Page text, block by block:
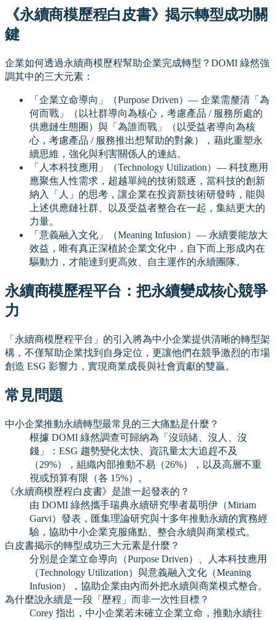
《永續商模歷程白皮書》揭示轉型成功關
鍵
企業如何透過永續商模歷程幫助企業完成轉型？DOMI 綠然強
調其中的三大元素：
「企業立命導向」（Purpose Driven）— 企業需釐清「為
何而戰」（以社群導向為核心，考慮產品 / 服務所處的
供應鏈生態圈）與「為誰而戰」（以受益者導向為核
心，考慮產品 / 服務推出想幫助的對象），藉此重塑永
續思維，強化與利害關係人的連結。
「人本科技應用」（Technology Utilization）— 科技應用
應聚焦人性需求，超越單純的技術競逐，當科技的創新
納入「人」的思考，讓企業在投資新技術研發時，能與
上述供應鏈社群、以及受益者整合在一起，集結更大的
力量。
「意義融入文化」（Meaning Infusion）— 永續要能放大
效益，唯有真正深植於企業文化中，自下而上形成內在
驅動力，才能達到更高效、自主運作的永續團隊。
永續商模歷程平台：把永續變成核心競爭
力
「永續商模歷程平台」的引入將為中小企業提供清晰的轉型架
構，不僅幫助企業找到自身定位，更讓他們在競爭激烈的市場
創造 ESG 影響力，實現商業成長與社會貢獻的雙贏。
常見問題
中小企業推動永續轉型最常見的三大痛點是什麼？
根據 DOMI 綠然調查可歸納為「沒頭緒、沒人、沒
錢」：ESG 趨勢變化太快、資訊量太大追趕不及
（29%），組織內部推動不易（26%），以及高層不重
視或預算有限（各 15%）。
《永續商模歷程白皮書》是誰一起發表的？
由 DOMI 綠然攜手瑞典永續研究學者葛明伊（Miriam
Garvi）發表，匯集理論研究與十多年推動永續的實務經
驗，協助中小企業克服痛點、整合永續與商業模式。
白皮書揭示的轉型成功三大元素是什麼？
分別是企業立命導向（Purpose Driven）、人本科技應用
（Technology Utilization）與意義融入文化（Meaning
Infusion），協助企業由內而外把永續與商業模式整合。
為什麼說永續是一段「歷程」而非一次性目標？
Corey 指出，中小企業若未確立企業立命，推動永續往